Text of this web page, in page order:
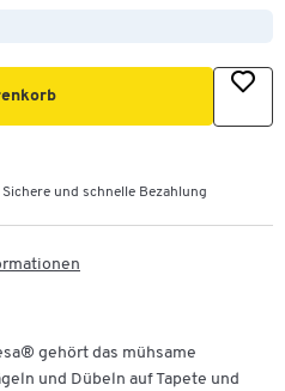
Sichere und schnelle Bezahlung
gehört das mühsame
und Dübeln auf Tapete und